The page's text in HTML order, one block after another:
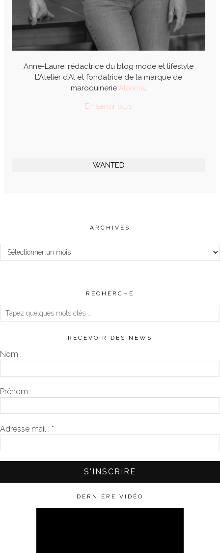
Anne-Laure, rédactrice du blog mode et lifestyle
L’Atelier d’Al et fondatrice de la marque de
maroquinerie Alénore.
En savoir plus
WANTED
ARCHIVES
Archives
RECHERCHE
RECEVOIR DES NEWS
Nom :
Prénom :
Adresse mail : *
DERNIÈRE VIDÉO